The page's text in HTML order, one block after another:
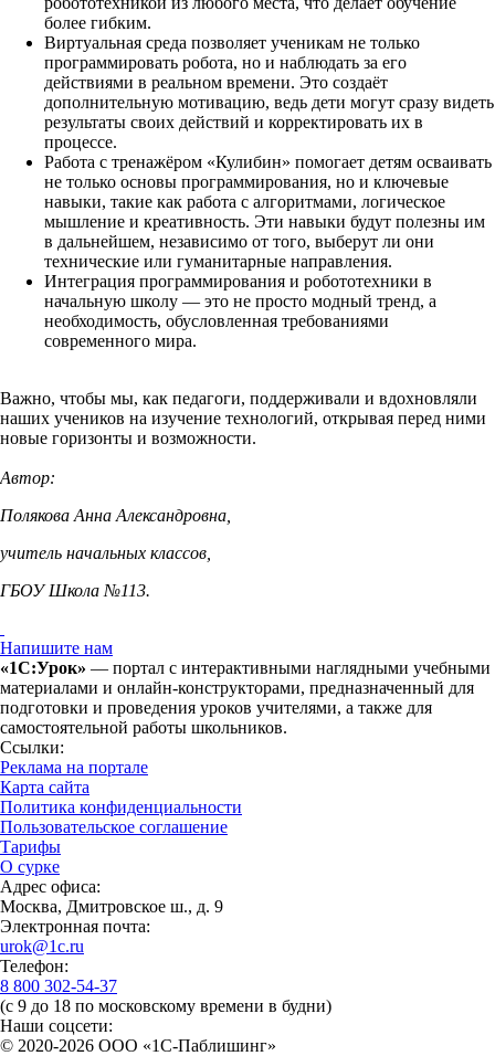
более гибким.
Виртуальная среда позволяет ученикам не только
программировать робота, но и наблюдать за его
действиями в реальном времени. Это создаёт
дополнительную мотивацию, ведь дети могут сразу видеть
результаты своих действий и корректировать их в
процессе.
Работа с тренажёром «Кулибин» помогает детям осваивать
не только основы программирования, но и ключевые
навыки, такие как работа с алгоритмами, логическое
мышление и креативность. Эти навыки будут полезны им
в дальнейшем, независимо от того, выберут ли они
технические или гуманитарные направления.
Интеграция программирования и робототехники в
начальную школу — это не просто модный тренд, а
необходимость, обусловленная требованиями
современного мира.
Важно, чтобы мы, как педагоги, поддерживали и вдохновляли
наших учеников на изучение технологий, открывая перед ними
новые горизонты и возможности.
Автор:
Полякова Анна Александровна,
учитель начальных классов,
ГБОУ Школа №113.
Напишите нам
«1С:Урок» — портал с интерактивными наглядными учебными
материалами и онлайн-конструкторами, предназначенный для
подготовки и проведения уроков учителями, а также для
самостоятельной работы школьников.
Ссылки:
Реклама на портале
Карта сайта
Политика конфиденциальности
Пользовательское соглашение
Тарифы
О сурке
Адрес офиса:
Москва, Дмитровское ш., д. 9
Электронная почта:
urok@1c.ru
Телефон:
8 800 302-54-37
(с 9 до 18 по московскому времени в будни)
Наши соцсети:
© 2020-2026 OOO «1С-Паблишинг»